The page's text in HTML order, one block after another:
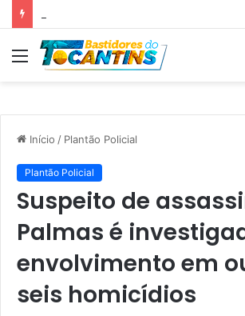
Menu
Início / Plantão Policial
Plantão Policial
Suspeito de
Palmas é
envolvimento em
seis homicídios